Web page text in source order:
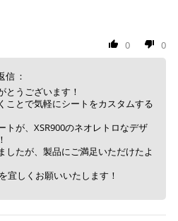
0 0
信：
とうございます！
ことで気軽にシートをカスタムする
トが、XSR900のネオレトロなデザ
したが、製品にご満足いただけたよ
宜しくお願いいたします！